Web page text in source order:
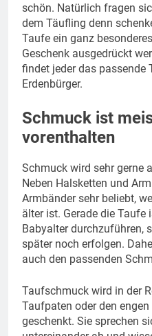
schön. Natürlich fragen
dem Täufling denn
Taufe ein ganz
Geschenk ausgedrückt
findet jeder das passende
Erdenbürger.
Schmuck ist
vorenthalten
Schmuck wird sehr gerne
Neben Halsketten und
Armbänder sehr beliebt,
älter ist. Gerade die
Babyalter durchzuführen,
später noch erfolgen.
auch den passenden
Taufschmuck wird in der
Taufpaten oder den
geschenkt. Sie sprechen